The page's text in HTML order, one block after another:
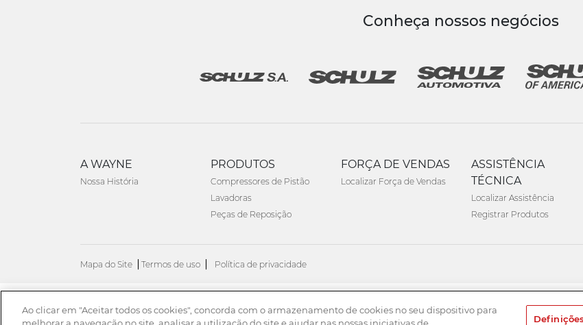
Conheça nossos negócios
A WAYNE
Nossa História
PRODUTOS
Compressores de Pistão
Lavadoras
Peças de Reposição
FORÇA DE VENDAS
Localizar Força de Vendas
ASSISTÊNCIA
TÉCNICA
Localizar Assistência
Registrar Produtos
Mapa do Site Termos de uso Política de privacidade
© 2026. Todos os direitos reservados.
Ao clicar em "Aceitar todos os cookies", concorda com o armazenamento de cookies no seu dispositivo para